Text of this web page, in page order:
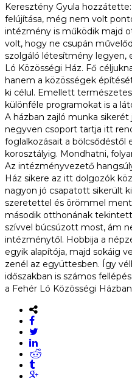
Keresztény Gyula
felújítása, még nem volt
intézmény is működik majd
volt, hogy ne csupán
szolgáló létesítmény legyen,
Ló Közösségi Ház. Fő
hanem a közösségek
ki célul. Emellett
különféle programokat is a
A házban zajló munka
negyven csoport tartja itt
foglalkozásait a bölcsődéstől
korosztályig. Mondhatni,
Az intézményvezető
Ház sikere az itt dolgozók
nagyon jó csapatott sikerült
szeretettel és örömmel
második otthonának
szívvel búcsúzott most, ám
intézménytől. Hobbija a
egyik alapítója, majd sokáig
zenél az együttesben. Így
időszakban is számos
a Fehér Ló Közösségi